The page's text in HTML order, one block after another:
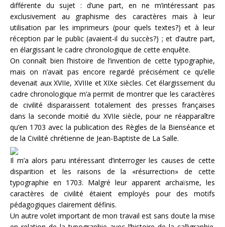
différente du sujet : d’une part, en ne m’intéressant pas
exclusivement au graphisme des caractères mais à leur
utilisation par les imprimeurs (pour quels textes?) et à leur
réception par le public (avaient-il du succès?) ; et d’autre part,
en élargissant le cadre chronologique de cette enquête.
On connaît bien l’histoire de l’invention de cette typographie,
mais on n’avait pas encore regardé précisément ce qu’elle
devenait aux XVIIe, XVIIIe et XIXe siècles. Cet élargissement du
cadre chronologique m’a permit de montrer que les caractères
de civilité disparaissent totalement des presses françaises
dans la seconde moitié du XVIIe siècle, pour ne réapparaître
qu’en 1703 avec la publication des Règles de la Bienséance et
de la Civilité chrétienne de Jean-Baptiste de La Salle.
Il m’a alors paru intéressant d’interroger les causes de cette
disparition et les raisons de la «résurrection» de cette
typographie en 1703. Malgré leur apparent archaïsme, les
caractères de civilité étaient employés pour des motifs
pédagogiques clairement définis.
Un autre volet important de mon travail est sans doute la mise